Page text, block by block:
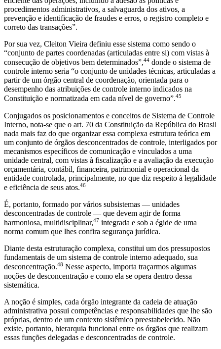
procedimentos administrativos, a salvaguarda dos ativos, a
prevenção e identificação de fraudes e erros, o registro completo e
correto das transações”.
Por sua vez, Cleiton Vieira definiu esse sistema como sendo o
“conjunto de partes coordenadas (articuladas entre si) com vistas à
consecução de objetivos bem determinados”,44 donde o sistema de
controle interno seria “o conjunto de unidades técnicas, articuladas a
partir de um órgão central de coordenação, orientada para o
desempenho das atribuições de controle interno indicados na
Constituição e normatizada em cada nível de governo”.45
Conjugados os posicionamentos e conceitos de Sistema de Controle
Interno, nota-se que o art. 70 da Constituição da República do Brasil
nada mais faz do que organizar essa complexa estrutura teórica em
um conjunto de órgãos desconcentrados de controle, interligados por
mecanismos específicos de comunicação e vinculados a uma
unidade central, com vistas à fiscalização e a avaliação da execução
orçamentária, contábil, financeira, patrimonial e operacional da
entidade controlada, principalmente, no que diz respeito à legalidade
e eficiência de seus atos.46
É, portanto, formado por vários subsistemas — unidades
desconcentradas de controle — que devem agir de forma
harmoniosa, multidisciplinar,47 integrada e sob a égide de uma
norma comum que lhes confira segurança jurídica.
Diante desta estruturação complexa, constitui um dos pressupostos
fundamentais de um sistema de controle interno adequado, sua
desconcentração.48 Nesse aspecto, importa traçarmos algumas
noções de desconcentração e como ela se opera dentro dessa
sistemática.
A noção é simples, cada órgão integrante da cadeia de atuação
administrativa possui competências e responsabilidades que lhe são
próprias, dentro de um contexto sistêmico preestabelecido. Não
existe, portanto, hierarquia funcional entre os órgãos que realizam
essas funções delegadas e desconcentradas de controle.